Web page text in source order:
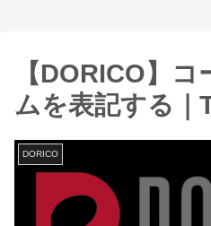
【DORICO】
ムを表記する｜
DORICO